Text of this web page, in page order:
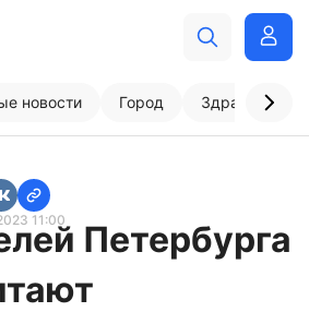
новости Город
11:00
Петербурга